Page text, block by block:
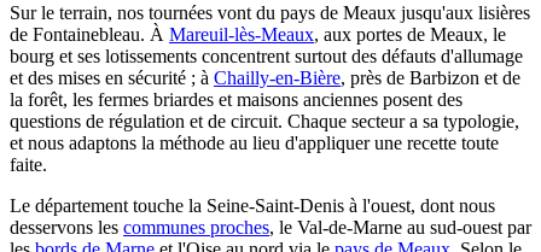
Sur le terrain, nos tournées vont du pays de Meaux jusqu'aux lisières
de Fontainebleau. À Mareuil-lès-Meaux, aux portes de Meaux, le
bourg et ses lotissements concentrent surtout des défauts d'allumage
et des mises en sécurité ; à Chailly-en-Bière, près de Barbizon et de
la forêt, les fermes briardes et maisons anciennes posent des
questions de régulation et de circuit. Chaque secteur a sa typologie,
et nous adaptons la méthode au lieu d'appliquer une recette toute
faite.
Le département touche la Seine-Saint-Denis à l'ouest, dont nous
desservons les communes proches, le Val-de-Marne au sud-ouest par